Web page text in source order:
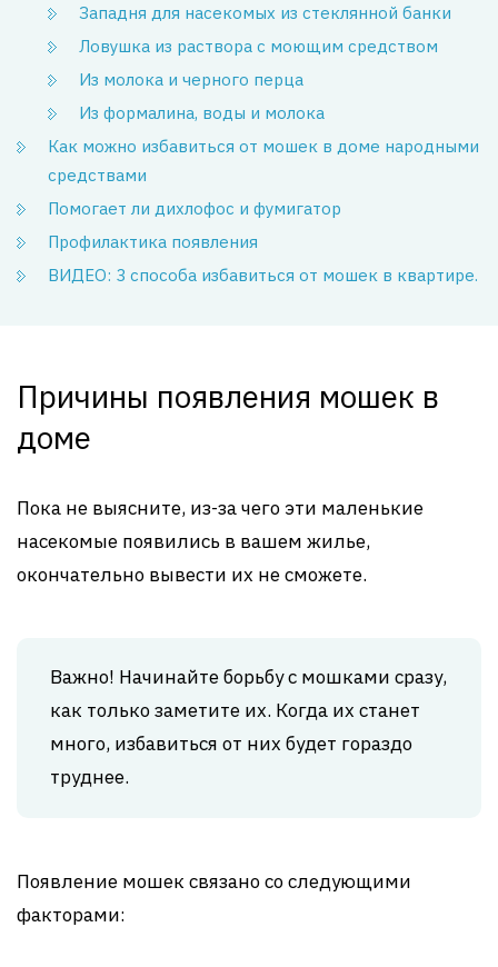
Западня для насекомых из стеклянной банки
Ловушка из раствора с моющим средством
Из молока и черного перца
Из формалина, воды и молока
Как можно избавиться от мошек в доме народными
средствами
Помогает ли дихлофос и фумигатор
Профилактика появления
ВИДЕО: 3 способа избавиться от мошек в квартире.
Причины появления мошек в
доме
Пока не выясните, из-за чего эти маленькие
насекомые появились в вашем жилье,
окончательно вывести их не сможете.
Важно! Начинайте борьбу с мошками сразу,
как только заметите их. Когда их станет
много, избавиться от них будет гораздо
труднее.
Появление мошек связано со следующими
факторами: